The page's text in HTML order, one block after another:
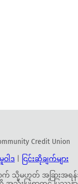
Credit Union
ါဒ|
ငြင်းဆိုချက်များ
သို့မဟုတ် အခြားအ